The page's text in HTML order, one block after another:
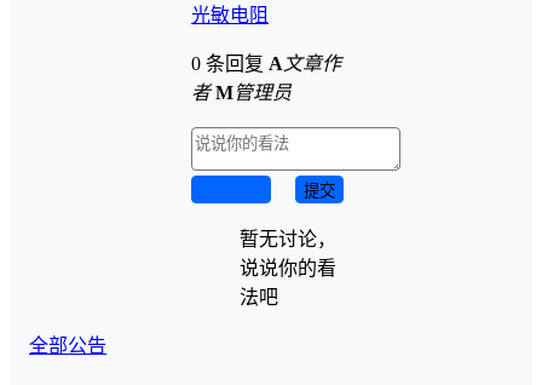
光敏电阻
0 条回复 A 文章作
者 M管理员
提交
暂无讨论，
说说你的看
法吧
全部公告